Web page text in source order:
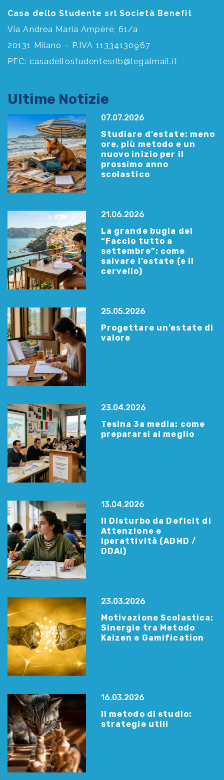
Casa dello Studente srl Società Benefit
Via Andrea Maria Ampère, 61/a
20131 Milano – P.IVA 11334130967
PEC: casadellostudentesrlb@legalmail.it
Ultime Notizie
07.07.2026
Studiare d’estate: meno
ore, più metodo e un
nuovo inizio per il
prossimo anno
scolastico
21.06.2026
La grande bugia del
“Faccio tutto a
settembre”: come
salvare l’estate (e il
cervello)
25.05.2026
Progettare un’estate di
valore
23.04.2026
Tesina 3a media: come
prepararsi al meglio
13.04.2026
Il Disturbo da Deficit di
Attenzione e
Iperattività (ADHD /
DDAI)
23.03.2026
Motivazione Scolastica:
Sinergie tra Metodo
Kaizen e Gamification
16.03.2026
Il metodo di studio:
strategie utili